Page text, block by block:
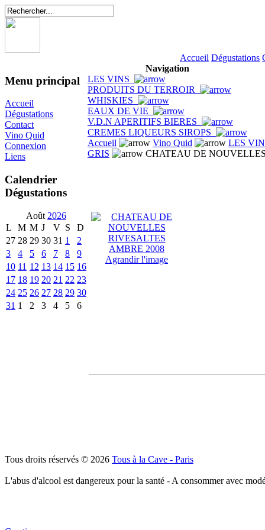
Accueil Dégustations
Menu principal
Accueil
Dégustations
Contact
Vino Quid
Connexion
Liens
Calendrier
Dégustations
Août 2026
L
M M J V S
D
27 28 29 30 31 1
2
3
4 5 6 7 8
9
10 11 12 13 14 15 16
17 18 19 20 21 22 23
24 25 26 27 28 29 30
31 1 2 3 4 5 6
Navigation
LES VINS
PRODUITS DU TERROIR
WHISKIES
EAUX DE VIE
V.D.N APERITIFS BIERES
CREMES LIQUEURS SIROPS
Accueil
Vino Quid
LES
GRIS
CHATEAU DE
Agrandir l'image
Tous droits réservés © 2026 Tous à la Cave - Paris
L'abus d'alcool est dangereux pour la santé - A consommer avec